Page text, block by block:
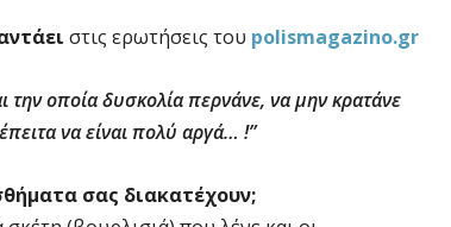
στις ερωτήσεις του polismagazino.gr
την οποία δυσκολία περνάνε, να μην κρατάνε
να είναι πολύ αργά… !”
σας διακατέχουν;